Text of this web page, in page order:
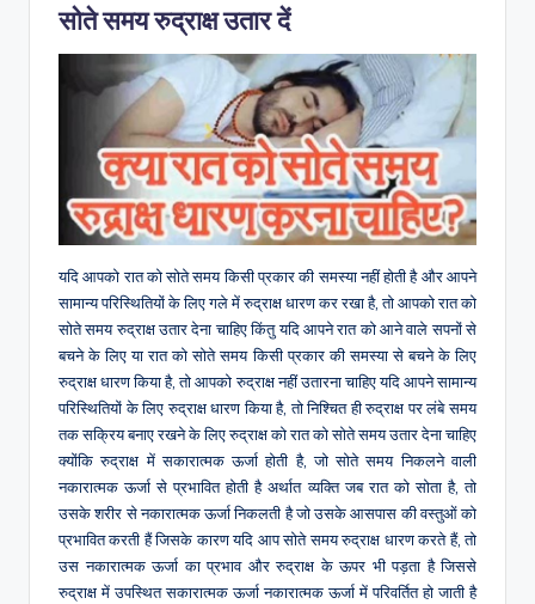
सोते समय रुद्राक्ष उतार दें
यदि आपको रात को सोते समय किसी प्रकार की समस्या नहीं होती है और आपने
सामान्य परिस्थितियों के लिए गले में रुद्राक्ष धारण कर रखा है, तो आपको रात को
सोते समय रुद्राक्ष उतार देना चाहिए किंतु यदि आपने रात को आने वाले सपनों से
बचने के लिए या रात को सोते समय किसी प्रकार की समस्या से बचने के लिए
रुद्राक्ष धारण किया है, तो आपको रुद्राक्ष नहीं उतारना चाहिए यदि आपने सामान्य
परिस्थितियों के लिए रुद्राक्ष धारण किया है, तो निश्चित ही रुद्राक्ष पर लंबे समय
तक सक्रिय बनाए रखने के लिए रुद्राक्ष को रात को सोते समय उतार देना चाहिए
क्योंकि रुद्राक्ष में सकारात्मक ऊर्जा होती है, जो सोते समय निकलने वाली
नकारात्मक ऊर्जा से प्रभावित होती है अर्थात व्यक्ति जब रात को सोता है, तो
उसके शरीर से नकारात्मक ऊर्जा निकलती है जो उसके आसपास की वस्तुओं को
प्रभावित करती हैं जिसके कारण यदि आप सोते समय रुद्राक्ष धारण करते हैं, तो
उस नकारात्मक ऊर्जा का प्रभाव और रुद्राक्ष के ऊपर भी पड़ता है जिससे
रुद्राक्ष में उपस्थित सकारात्मक ऊर्जा नकारात्मक ऊर्जा में परिवर्तित हो जाती है